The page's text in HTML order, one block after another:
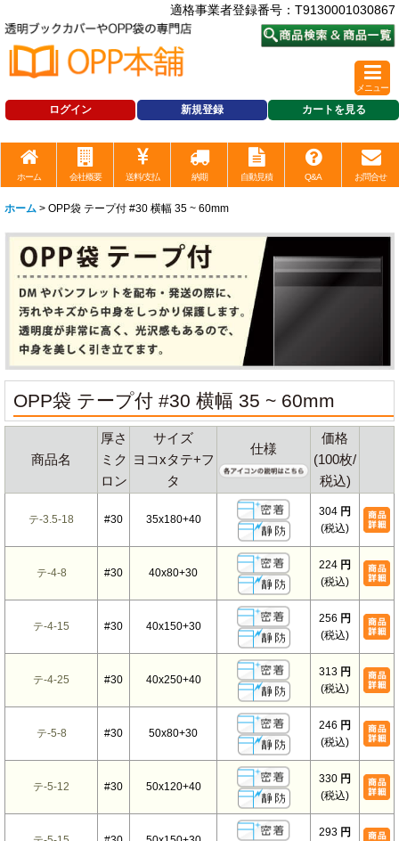
適格事業者登録番号：T9130001030867
ログイン 新規登録 カートを見る
メニュー
ホーム 会社概要 送料/支払 納期 自動見積 Q&A お問合せ
ホーム > OPP袋 テープ付 #30 横幅 35 ~ 60mm
OPP袋 テープ付 #30 横幅 35 ~ 60mm
商品名
厚さ
ミク
ロン
サイズ
ヨコxタテ+フ
タ
仕様
価格
(100枚/
税込)
テ-3.5-18 #30 35x180+40
304 円
(税込)
テ-4-8 #30 40x80+30
224 円
(税込)
テ-4-15 #30 40x150+30
256 円
(税込)
テ-4-25 #30 40x250+40
313 円
(税込)
テ-5-8 #30 50x80+30
246 円
(税込)
テ-5-12 #30 50x120+40
330 円
(税込)
293 円